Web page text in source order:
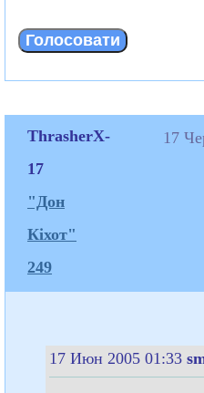
ThrasherX-
17
"Дон
Кіхот"
249
17
17 Июн 2005 01:33